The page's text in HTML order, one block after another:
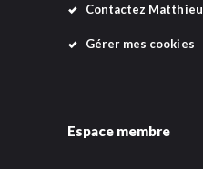
Contactez Matthieu
Gérer mes cookies
Espace membre